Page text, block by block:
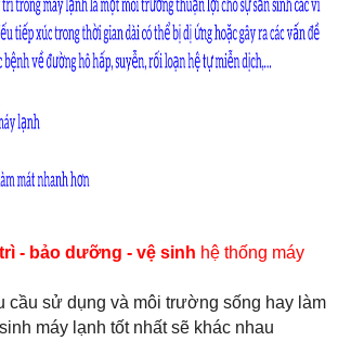
- bảo dưỡng - vệ sinh hệ thống máy
cầu sử dụng và môi trường sống hay làm
máy lạnh tốt nhất sẽ khác nhau